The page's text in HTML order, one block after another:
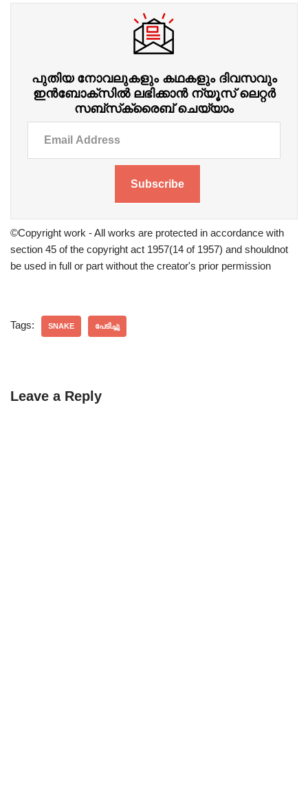
പുതിയ നോവലുകളും കഥകളും ദിവസവും
ഇന്‍ബോക്‌സില്‍ ലഭിക്കാന്‍ ന്യൂസ് ലെറ്റർ
സബ്‌സ്‌ക്രൈബ് ചെയ്യാം
Subscribe
©Copyright work - All works are protected in accordance with
section 45 of the copyright act 1957(14 of 1957) and shouldnot
be used in full or part without the creator's prior permission
Tags: SNAKE പേടിച്ചു
Leave a Reply